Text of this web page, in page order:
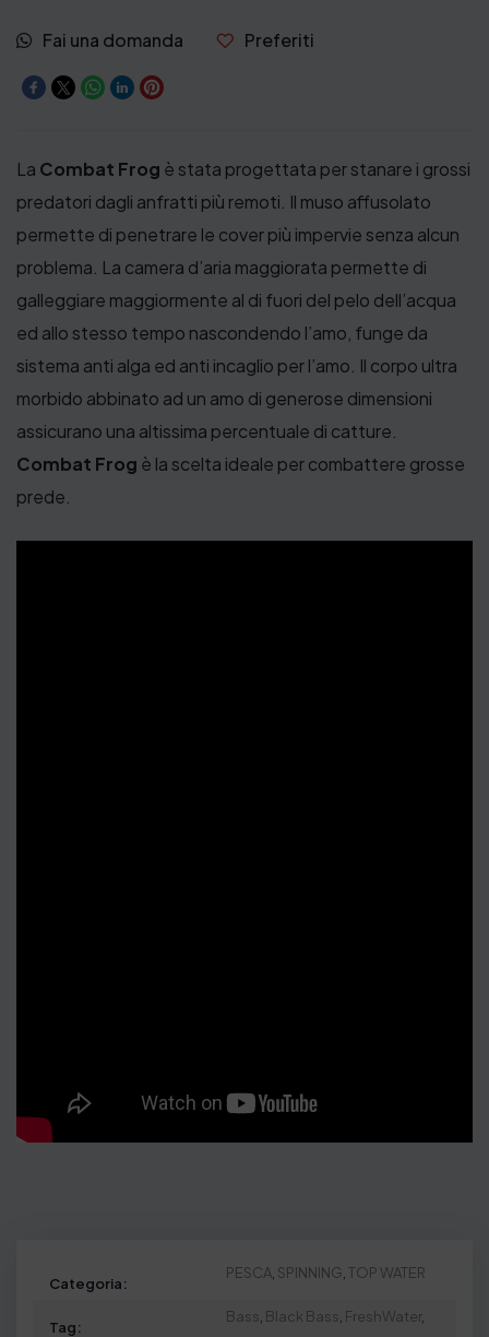
Fai una domanda Preferiti
La Combat Frog è stata progettata per stanare i grossi
predatori dagli anfratti più remoti. Il muso affusolato
permette di penetrare le cover più impervie senza alcun
problema. La camera d’aria maggiorata permette di
galleggiare maggiormente al di fuori del pelo dell’acqua
ed allo stesso tempo nascondendo l’amo, funge da
sistema anti alga ed anti incaglio per l’amo. Il corpo ultra
morbido abbinato ad un amo di generose dimensioni
assicurano una altissima percentuale di catture.
Combat Frog è la scelta ideale per combattere grosse
prede.
Categoria:
PESCA, SPINNING TOP WATER
Tag:
Bass Black Bass FreshWater,